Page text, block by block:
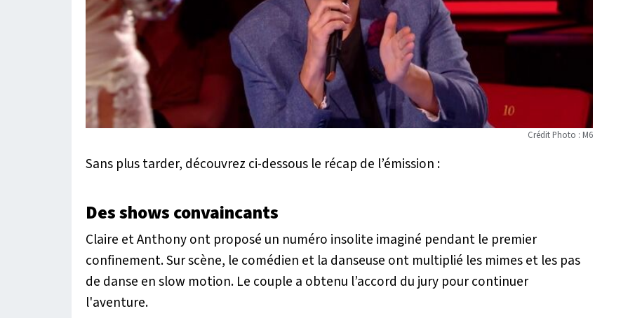
Crédit Photo : M6
Sans plus tarder, découvrez ci-dessous le récap de l’émission :
Des shows convaincants
Claire et Anthony ont proposé un numéro insolite imaginé pendant le premier
confinement. Sur scène, le comédien et la danseuse ont multiplié les mimes et les pas
de danse en slow motion. Le couple a obtenu l’accord du jury pour continuer
l'aventure.